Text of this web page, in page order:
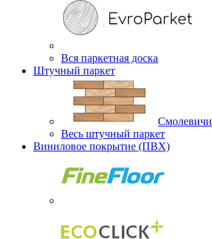
Вся паркетная доска
Штучный паркет
Смолевичи
Весь штучный паркет
Виниловое покрытие (ПВХ)